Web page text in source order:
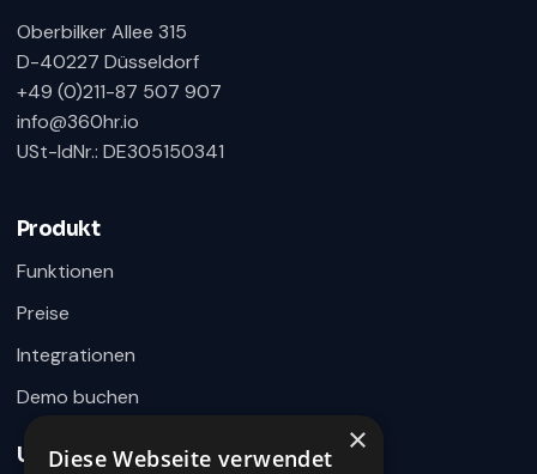
Oberbilker Allee 315
D-40227 Düsseldorf
+49 (0)211-87 507 907
info@360hr.io
USt-IdNr.: DE305150341
Produkt
Funktionen
Preise
Integrationen
Demo buchen
Unternehmen
360HR Chat
×
Diese Webseite verwendet